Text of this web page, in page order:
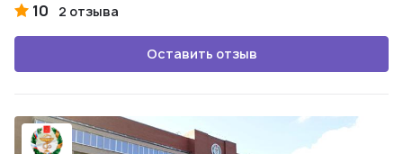
10 2 отзыва
Оставить отзыв